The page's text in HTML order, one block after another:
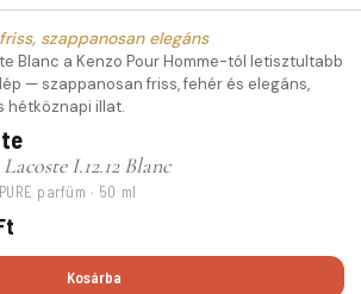
szappanosan elegáns
Blanc a Kenzo Pour Homme-tól letisztultabb
— szappanosan friss, fehér és elegáns,
hétköznapi illat.
I.12.12 Blanc
parfüm · 50 ml
Kosárba